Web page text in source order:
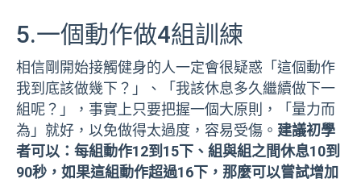
5.一個動作做4組訓練
相信剛開始接觸健身的人一定會很疑惑「這個動作
我到底該做幾下？」、「我該休息多久繼續做下一
組呢？」，事實上只要把握一個大原則，「量力而
為」就好，以免做得太過度，容易受傷。 建議初學
者可以：每組動作12到15下、組與組之間休息10到
90秒，如果這組動作超過16下，那麼可以嘗試增加